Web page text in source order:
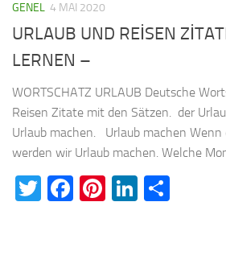
GENEL 4 MAI 2020
URLAUB UND REİSEN
LERNEN –
WORTSCHATZ URLAUB Deutsche
Reisen Zitate mit den Sätzen. der
Urlaub machen. Urlaub machen Wenn
werden wir Urlaub machen. Welche
Twitter
Facebook
Pinterest
LinkedIn